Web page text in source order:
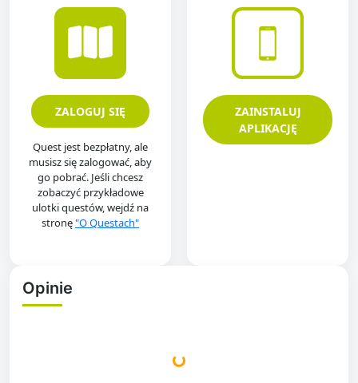
ZALOGUJ SIĘ
Quest jest bezpłatny, ale
musisz się zalogować, aby
go pobrać. Jeśli chcesz
zobaczyć przykładowe
ulotki questów, wejdź na
stronę"O Questach"
ZAINSTALUJ
APLIKACJĘ
Opinie